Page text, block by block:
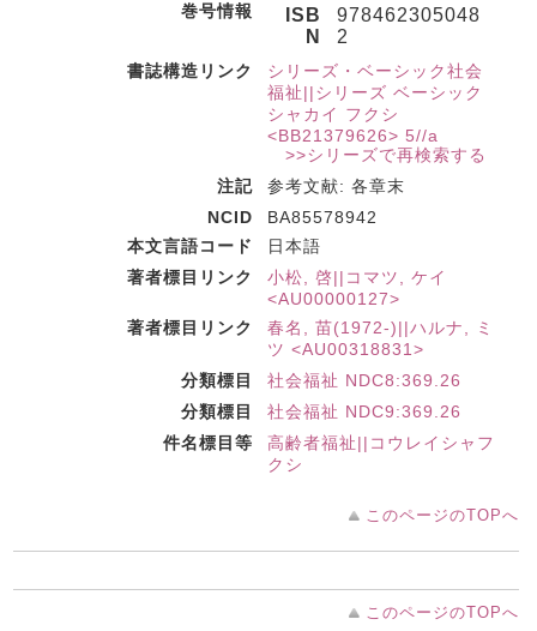
巻号情報
ISB
N
978462305048
2
書誌構造リンク
シリーズ・ベーシック社会
福祉||シリーズ ベーシック
シャカイ フクシ
<BB21379626> 5//a
>>シリーズで再検索する
注記
参考文献: 各章末
NCID
BA85578942
本文言語コード
日本語
著者標目リンク
小松, 啓||コマツ, ケイ
<AU00000127>
著者標目リンク
春名, 苗(1972-)||ハルナ, ミ
ツ <AU00318831>
分類標目
社会福祉 NDC8:369.26
分類標目
社会福祉 NDC9:369.26
件名標目等
高齢者福祉||コウレイシャフ
クシ
このページのTOPへ
このページのTOPへ